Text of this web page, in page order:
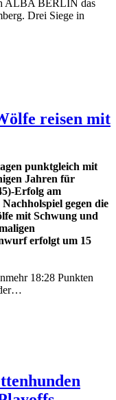
ALBA BERLIN das
Drei Siege in
reisen mit
punktgleich mit
Jahren für
Erfolg am
gegen die
mit Schwung und
erfolgt um 15
18:28 Punkten